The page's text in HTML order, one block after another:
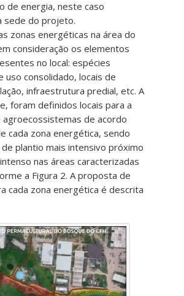
de energia, neste caso
sede do projeto.
zonas energéticas na área do
consideração os elementos
no local: espécies
uso consolidado, locais de
infraestrutura predial, etc. A
foram definidos locais para a
agroecossistemas de acordo
cada zona energética, sendo
plantio mais intensivo próximo
nas áreas caracterizadas
a Figura 2. A proposta de
cada zona energética é descrita